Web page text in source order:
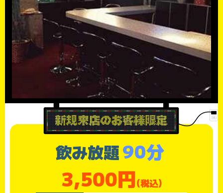
飲み放題90分
3,500円(税込)